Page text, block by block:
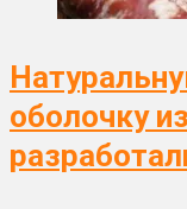
оболочку